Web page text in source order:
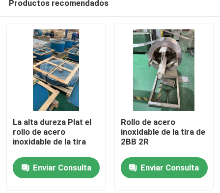
Productos
Vídeos
Productos recomendados
La alta dureza Plat el
rollo de acero
inoxidable de la tira
Enviar Consulta
Rollo de acero
inoxidable de la tira de
2BB 2R
Enviar Consulta